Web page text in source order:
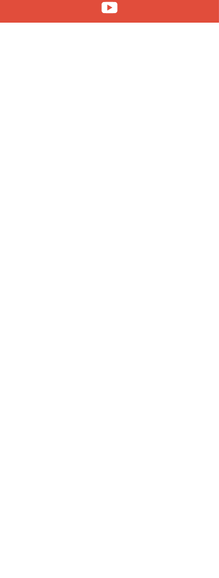
de alimentos inflamatorios como grasas
saturadas, harinas blancas o azúcares